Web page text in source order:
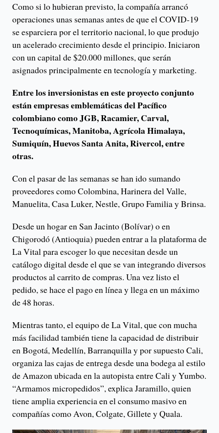
Como si lo hubieran previsto, la compañía arrancó
operaciones unas semanas antes de que el COVID-19
se esparciera por el territorio nacional, lo que produjo
un acelerado crecimiento desde el principio. Iniciaron
con un capital de $20.000 millones, que serán
asignados principalmente en tecnología y marketing.
Entre los inversionistas en este proyecto conjunto
están empresas emblemáticas del Pacífico
colombiano como JGB, Racamier, Carval,
Tecnoquímicas, Manitoba, Agrícola Himalaya,
Sumiquín, Huevos Santa Anita, Rivercol, entre
otras.
Con el pasar de las semanas se han ido sumando
proveedores como Colombina, Harinera del Valle,
Manuelita, Casa Luker, Nestle, Grupo Familia y Brinsa.
Desde un hogar en San Jacinto (Bolívar) o en
Chigorodó (Antioquia) pueden entrar a la plataforma de
La Vital para escoger lo que necesitan desde un
catálogo digital desde el que se van integrando diversos
productos al carrito de compras. Una vez listo el
pedido, se hace el pago en línea y llega en un máximo
de 48 horas.
Mientras tanto, el equipo de La Vital, que con mucha
más facilidad también tiene la capacidad de distribuir
en Bogotá, Medellín, Barranquilla y por supuesto Cali,
organiza las cajas de entrega desde una bodega al estilo
de Amazon ubicada en la autopista entre Cali y Yumbo.
“Armamos micropedidos”, explica Jaramillo, quien
tiene amplia experiencia en el consumo masivo en
compañías como Avon, Colgate, Gillete y Quala.